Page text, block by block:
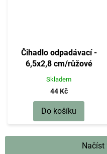
Čihadlo odpadávací -
6,5x2,8 cm/růžové
Skladem
44 Kč
Do košíku
Načíst